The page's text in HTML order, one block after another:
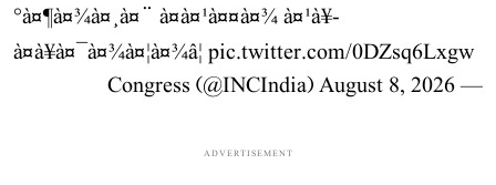
°à¤¶à¤¾à¤¸à¤¨ à¤à¤¹à¤¤à¤¾ à¤¹à¥-
à¤à¥à¤¯à¤¾à¤¦à¤¾â¦ pic.twitter.com/0DZsq6Lxgw
— Congress (@INCIndia)
August 8, 2026
ADVERTISEMENT